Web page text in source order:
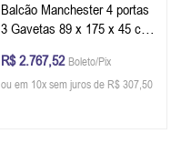
Balcão Manchester 4 portas
3 Gavetas 89 x 175 x 45 cm
Imbuia Glazer
R$ 2.767,52 Boleto/Pix
ou em 10x sem juros de R$ 307,50